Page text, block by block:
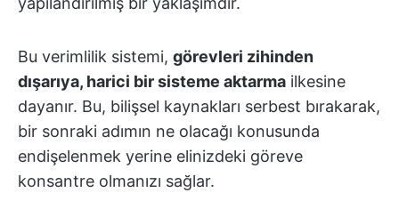
Bu verimlilik sistemi, görevleri zihinden
dışarıya, harici bir sisteme aktarma ilkesine
dayanır. Bu, bilişsel kaynakları serbest bırakarak,
bir sonraki adımın ne olacağı konusunda
endişelenmek yerine elinizdeki göreve
konsantre olmanızı sağlar.